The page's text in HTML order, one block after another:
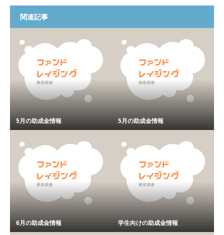
関連記事
5月の助成金情報 5月の助成金情報
6月の助成金情報 学生向けの助成金情報